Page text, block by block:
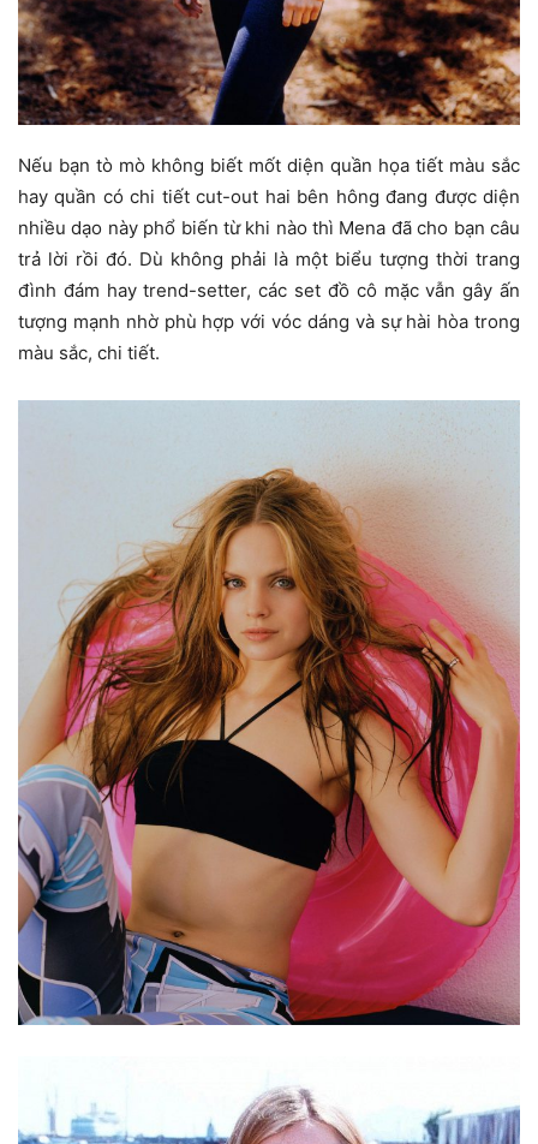
Nếu bạn tò mò không biết mốt diện quần họa tiết màu sắc
hay quần có chi tiết cut-out hai bên hông đang được diện
nhiều dạo này phổ biến từ khi nào thì Mena đã cho bạn câu
trả lời rồi đó. Dù không phải là một biểu tượng thời trang
đình đám hay trend-setter, các set đồ cô mặc vẫn gây ấn
tượng mạnh nhờ phù hợp với vóc dáng và sự hài hòa trong
màu sắc, chi tiết.